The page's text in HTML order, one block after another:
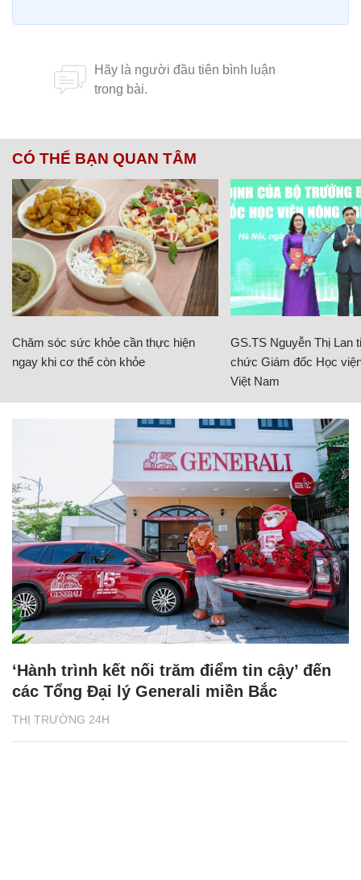
CÓ THỂ BẠN QUAN TÂM
Chăm sóc sức khỏe cần thực hiện
ngay khi cơ thể còn khỏe
GS.TS Nguyễn Thị Lan
chức Giám đốc Học
Việt Nam
THỊ TRƯỜNG 24H
‘Hành trình kết nối trăm điểm tin cậy’ đến
các Tổng Đại lý Generali miền Bắc